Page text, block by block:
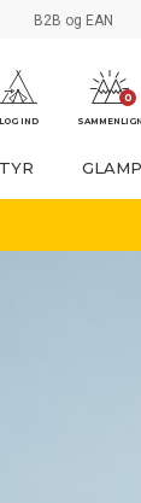
B2B og EAN
LOG IND
0
SAMMENLIGN